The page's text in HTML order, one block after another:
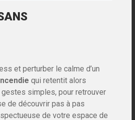
et perturber le calme d’un
qui retentit alors
gestes simples, pour retrouver
de découvrir pas à pas
de votre espace de